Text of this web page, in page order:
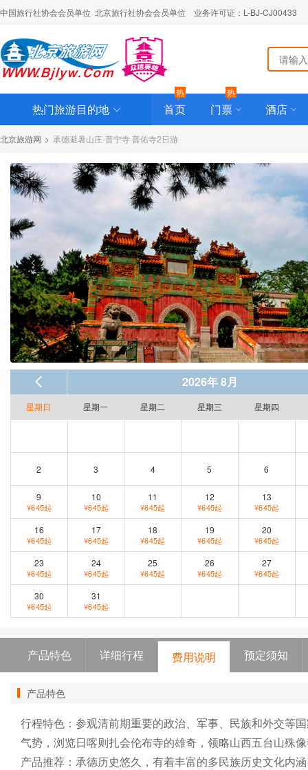
中国旅行社协会会员单位  北京旅行社协会会员单位    业务许可证：L-BJ-CJ00433
热门旅游目的地 首页
热
门票
热
酒店
北京旅游网 > 承德避暑山庄-普宁寺·普佑寺2日游
2026年 8月
星期日 星期一 星期二 星期三 星期四
2 3 4 5 6
9
¥645起
10
¥645起
11
¥645起
12
¥645起
13
¥645起
16
¥645起
17
¥645起
18
¥645起
19
¥645起
20
¥645起
23
¥645起
24
¥645起
25
¥645起
26
¥645起
27
¥645起
30
¥645起
31
¥645起
产品特色 详细行程 费用说明 预定须知
产品特色
行程特色：参观清前期重要的政治、军事、民族和外交等
气势，浏览日喀则扎会伦布寺的雄奇，领略山西五台山殊
产品推荐：承德历史悠久，有着丰富的多民族历史文化内